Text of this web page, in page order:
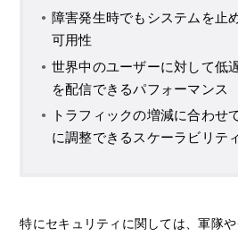
障害発生時でもシステムを止
可用性
世界中のユーザーに対して低
を配信できるパフォーマンス
トラフィックの増減に合わせ
に調整できるスケーラビリティ
特にセキュリティに関しては、軍隊